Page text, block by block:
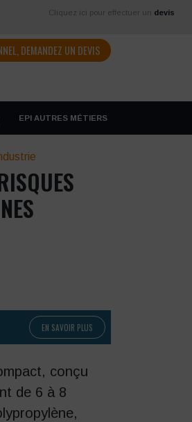
Cliquez ici pour effectuer un devis
DEMANDEZ UN DEVIS
EPI AUTRES MÉTIERS
EN SAVOIR PLUS
conçu
de 6 à 8